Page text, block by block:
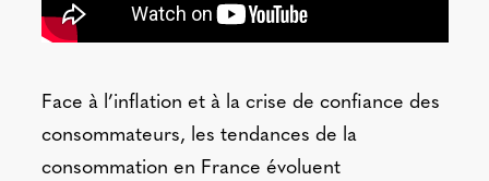
Face à l’inflation et à la crise de confiance des
consommateurs, les tendances de la
consommation en France évoluent